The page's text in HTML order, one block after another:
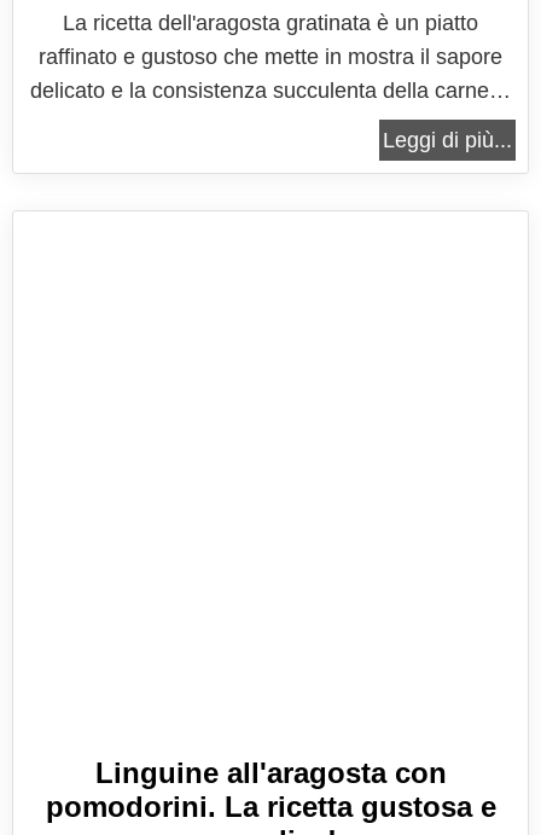
La ricetta dell'aragosta gratinata è un piatto
raffinato e gustoso che mette in mostra il sapore
delicato e la consistenza succulenta della carne di
aragosta, arricchita dalla croccantezza della
gratinatura. Questa preparazione culinaria è
Leggi di più...
Linguine all'aragosta con
pomodorini. La ricetta gustosa e